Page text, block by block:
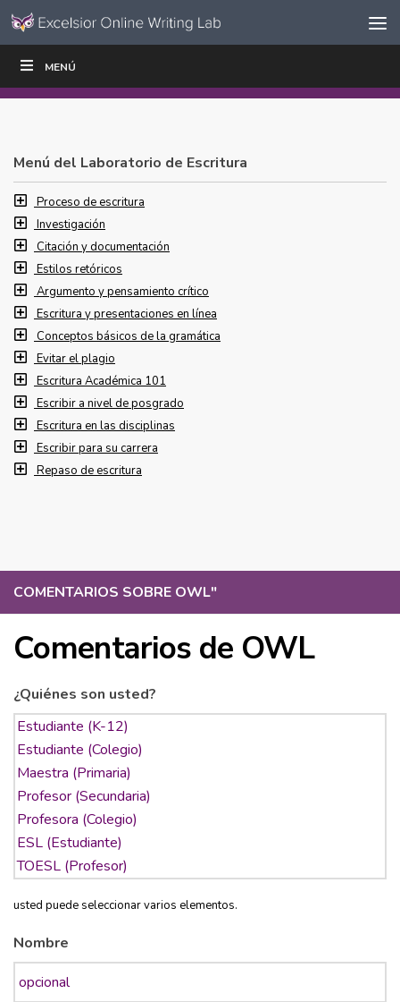
Ir al contenido
navegación
MENÚ
COMENTARIOS SOBRE OWL"
Comentarios de OWL
¿Quiénes son usted?
usted puede seleccionar varios elementos.
Nombre
ESCRIBIR
Menú del Laboratorio de Escritura
Proceso de escritura
Investigación
Citación y documentación
Estilos retóricos
Argumento y pensamiento crítico
Escritura y presentaciones en línea
Conceptos básicos de la gramática
Evitar el plagio
Escritura Académica 101
Escribir a nivel de posgrado
Escritura en las disciplinas
Escribir para su carrera
Repaso de escritura